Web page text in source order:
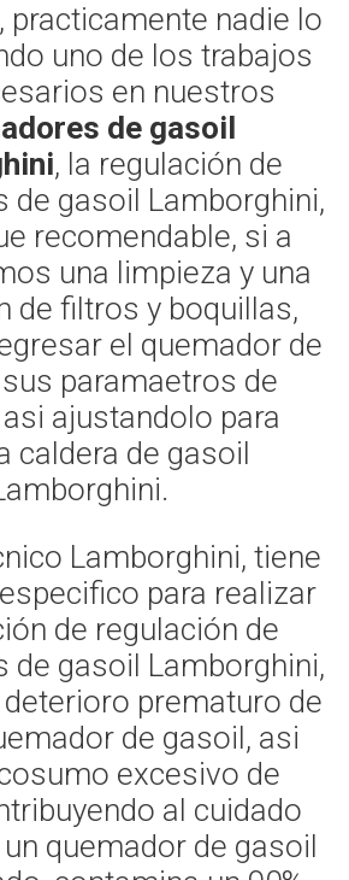
practicamente nadie lo
uno de los trabajos
en nuestros
de gasoil
, la regulación de
de gasoil Lamborghini,
recomendable, si a
una limpieza y una
de filtros y boquillas,
el quemador de
paramaetros de
ajustandolo para
caldera de gasoil
Lamborghini, tiene
para realizar
de regulación de
de gasoil Lamborghini,
prematuro de
de gasoil, asi
excesivo de
al cuidado
quemador de gasoil